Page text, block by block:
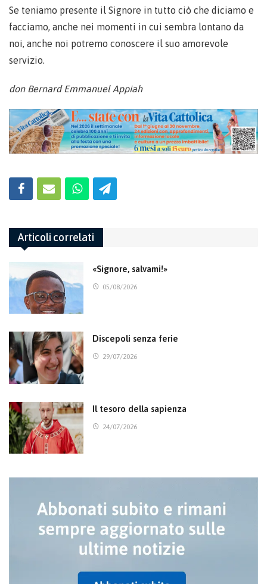
Se teniamo presente il Signore in tutto ciò che diciamo e
facciamo, anche nei momenti in cui sembra lontano da
noi, anche noi potremo conoscere il suo amorevole
servizio.
don Bernard Emmanuel Appiah
Articoli correlati
«Signore, salvami!»
05/08/2026
Discepoli senza ferie
29/07/2026
Il tesoro della sapienza
24/07/2026